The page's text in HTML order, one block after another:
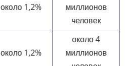
около 1,2%
миллионов
человек
около 1,2%
около 4
миллионов